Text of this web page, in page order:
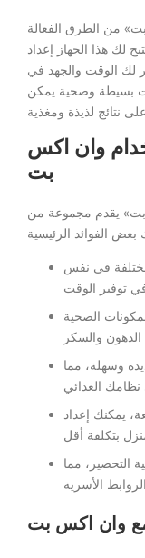
من الطرق الفعالة
لك هذا الجهاز إعداد
لك الوقت والجهد في
بسيطة وصحية يمكن
وان اكس
بت
بت» يقدم مجموعة من
في نفس
الصحية
وسهلة، مما
يمكنك إعداد
التحضير، مما
وان اكس بت